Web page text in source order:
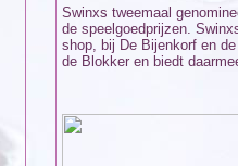
Swinxs tweemaal
de speelgoedprijzen.
shop, bij De Bijenkorf en
de Blokker en biedt